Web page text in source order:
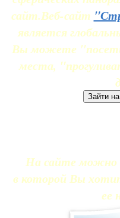
сайт.Веб-сайт
является
Вы можете
места,
На сайте можно
в которой Вы
ее